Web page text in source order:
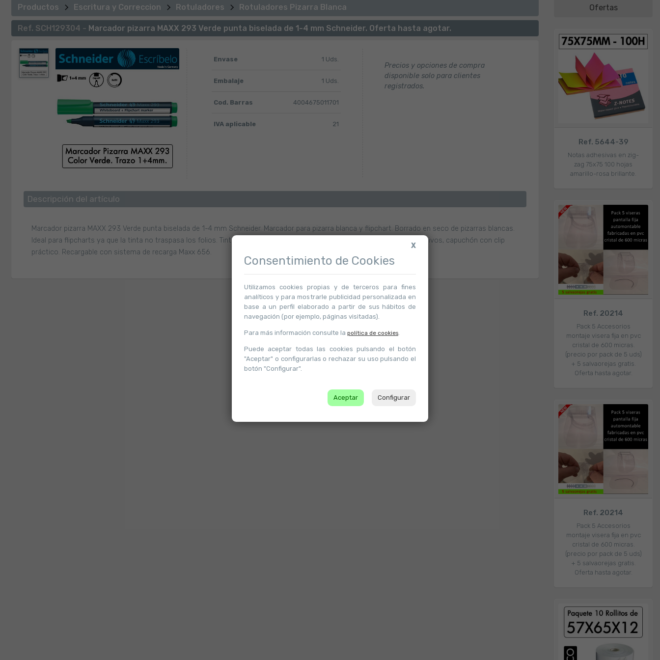
Productos Escritura y Correccion Rotuladores Rotuladores Pizarra Blanca
Ref. SCH129304 - Marcador pizarra MAXX 293 Verde punta biselada de 1-4 mm Schneider. Oferta hasta agotar.
Envase 1 Uds.
Embalaje 1 Uds.
Cod. Barras 4004675011701
IVA aplicable 21
Precios y opciones de compra
disponible solo para clientes
registrados.
Descripción del artículo
Marcador pizarra MAXX 293 Verde punta biselada de 1-4 mm Schneider. Marcador para pizarra blanca y flipchart. Borrado en seco de pizarras blancas.
Ideal para flipcharts ya que la tinta no traspasa los folios. Tinta de poco olor sin tolueno ni xileno. Secado rápido, colores vivos, capuchón con clip
práctico. Recargable con sistema de recarga Maxx 656.
Atrás
Ofertas
Ref. 5644-39
Notas adhesivas en zig-
zag 75x75 100 hojas
amarillo-rosa brillante.
Ref. 20214
Pack 5 Accesorios
montaje visera fija en pvc
cristal de 600 micras.
(precio por pack de 5 uds)
+ 5 salvaorejas gratis.
Oferta hasta agotar.
Ref. 20214
Pack 5 Accesorios
montaje visera fija en pvc
cristal de 600 micras.
(precio por pack de 5 uds)
+ 5 salvaorejas gratis.
Oferta hasta agotar.
X
Consentimiento de Cookies
Utilizamos cookies propias y de terceros para fines
analíticos y para mostrarle publicidad personalizada en
base a un perfil elaborado a partir de sus hábitos de
navegación (por ejemplo, páginas visitadas).
Para más información consulte la política de cookies
Puede aceptar todas las cookies pulsando el botón
"Aceptar" o configurarlas o rechazar su uso pulsando el
botón "Configurar".
Aceptar Configurar